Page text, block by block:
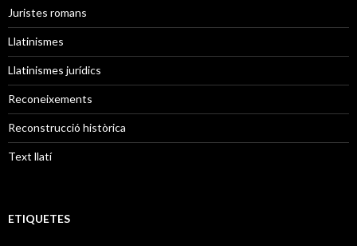
Juristes romans
Llatinismes
Llatinismes jurídics
Reconeixements
Reconstrucció històrica
Text llatí
ETIQUETES